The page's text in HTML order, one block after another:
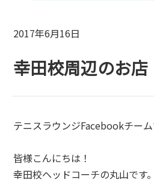
2017年6月16日
幸田校周辺のお店
テニスラウンジFacebookチーム
皆様こんにちは！
幸田校ヘッドコーチの丸山です。